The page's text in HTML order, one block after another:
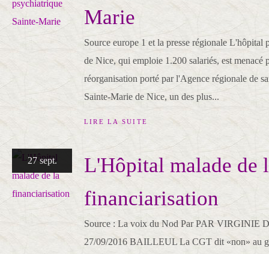
Marie
Source europe 1 et la presse régionale L'hôpital
de Nice, qui emploie 1.200 salariés, est menacé
réorganisation porté par l'Agence régionale de
Sainte-Marie de Nice, un des plus...
LIRE LA SUITE
27 sept.
L'Hôpital malade de
financiarisation
Source : La voix du Nod Par PAR VIRGINIE
27/09/2016 BAILLEUL La CGT dit «non» au